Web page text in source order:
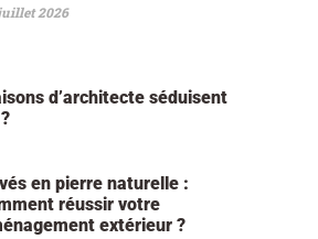
2026
d’architecte séduisent
en pierre naturelle :
réussir votre
extérieur ?